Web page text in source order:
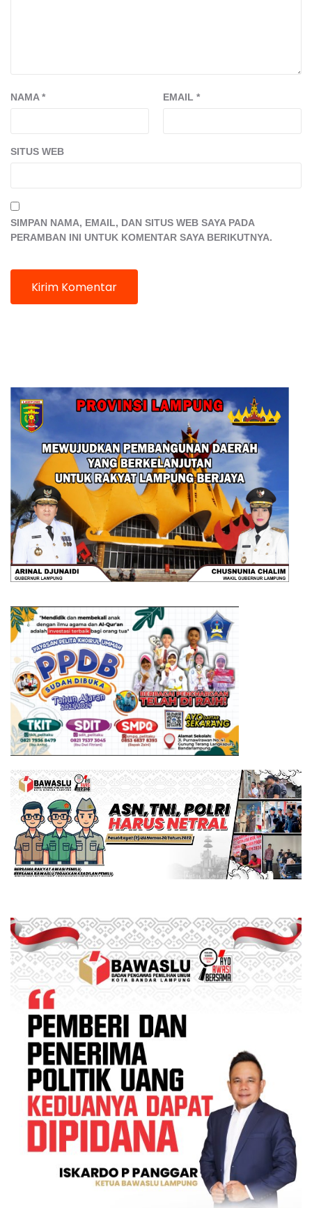
NAMA* EMAIL *
SITUS WEB
SIMPAN NAMA, EMAIL, DAN SITUS WEB SAYA PADA
PERAMBAN INI UNTUK KOMENTAR SAYA BERIKUTNYA.